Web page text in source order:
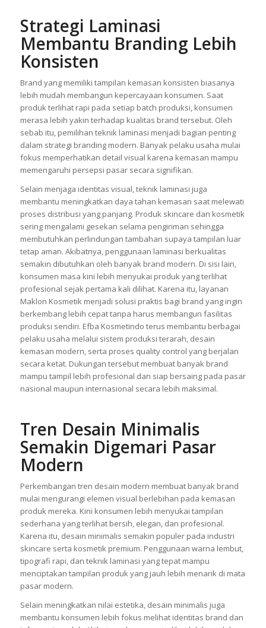
kompetitif.
Strategi Laminasi
Membantu Branding Lebih
Konsisten
Brand yang memiliki tampilan kemasan konsisten biasanya
lebih mudah membangun kepercayaan konsumen. Saat
produk terlihat rapi pada setiap batch produksi, konsumen
merasa lebih yakin terhadap kualitas brand tersebut. Oleh
sebab itu, pemilihan teknik laminasi menjadi bagian penting
fokus memperhatikan detail visual karena kemasan mampu
memengaruhi persepsi pasar secara signifikan.
Selain menjaga identitas visual, teknik laminasi juga
membantu meningkatkan daya tahan kemasan saat melewati
proses distribusi yang panjang. Produk skincare dan kosmetik
sering mengalami gesekan selama pengiriman sehingga
membutuhkan perlindungan tambahan supaya tampilan luar
tetap aman. Akibatnya, penggunaan laminasi berkualitas
semakin dibutuhkan oleh banyak brand modern. Di sisi lain,
konsumen masa kini lebih menyukai produk yang terlihat
profesional sejak pertama kali dilihat. Karena itu, layanan
Maklon Kosmetik menjadi solusi praktis bagi brand yang ingin
berkembang lebih cepat tanpa harus membangun fasilitas
produksi sendiri. Efba Kosmetindo terus membantu berbagai
pelaku usaha melalui sistem produksi terarah, desain
kemasan modern, serta proses quality control yang berjalan
nasional maupun internasional secara lebih maksimal.
Tren Desain Minimalis
Semakin Digemari Pasar
Modern
Perkembangan tren desain modern membuat banyak brand
mulai mengurangi elemen visual berlebihan pada kemasan
produk mereka. Kini konsumen lebih menyukai tampilan
sederhana yang terlihat bersih, elegan, dan profesional.
Karena itu, desain minimalis semakin populer pada industri
skincare serta kosmetik premium. Penggunaan warna lembut,
menciptakan tampilan produk yang jauh lebih menarik di mata
pasar modern.